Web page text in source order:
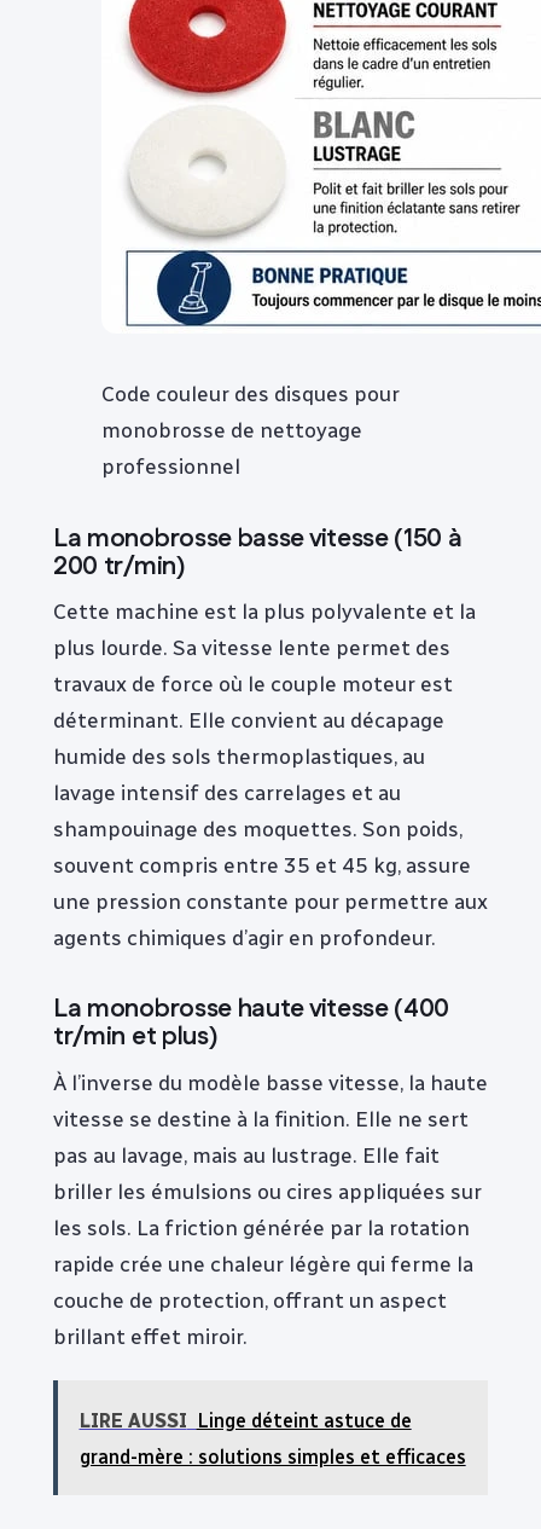
Code couleur des disques pour
monobrosse de nettoyage
professionnel
La monobrosse basse vitesse (150 à
200 tr/min)
Cette machine est la plus polyvalente et la
plus lourde. Sa vitesse lente permet des
travaux de force où le couple moteur est
déterminant. Elle convient au décapage
humide des sols thermoplastiques, au
lavage intensif des carrelages et au
shampouinage des moquettes. Son poids,
souvent compris entre 35 et 45 kg, assure
une pression constante pour permettre aux
agents chimiques d’agir en profondeur.
La monobrosse haute vitesse (400
tr/min et plus)
À l’inverse du modèle basse vitesse, la haute
vitesse se destine à la finition. Elle ne sert
pas au lavage, mais au lustrage. Elle fait
briller les émulsions ou cires appliquées sur
les sols. La friction générée par la rotation
rapide crée une chaleur légère qui ferme la
couche de protection, offrant un aspect
brillant effet miroir.
LIRE AUSSI Linge déteint astuce de
grand-mère : solutions simples et efficaces